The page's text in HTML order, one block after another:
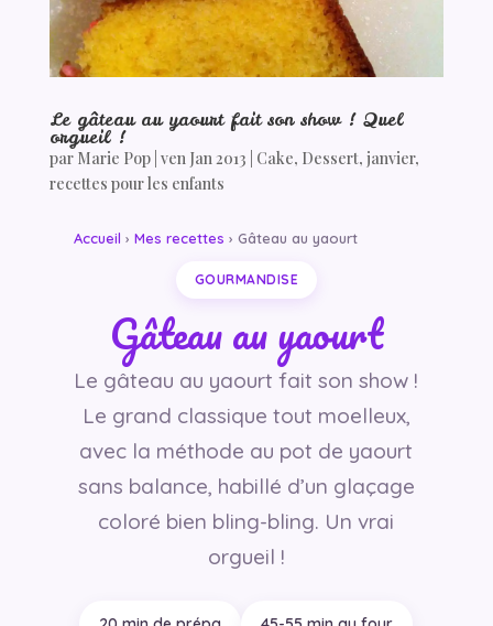
Le gâteau au yaourt fait son show ! Quel
orgueil !
par Marie Pop| ven Jan 2013 Cake, Dessert, janvier,
recettes pour les enfants
Accueil › Mes recettes › Gâteau au yaourt
GOURMANDISE
Gâteau au yaourt
Le gâteau au yaourt fait son show !
Le grand classique tout moelleux,
avec la méthode au pot de yaourt
sans balance, habillé d’un glaçage
coloré bien bling-bling. Un vrai
orgueil !